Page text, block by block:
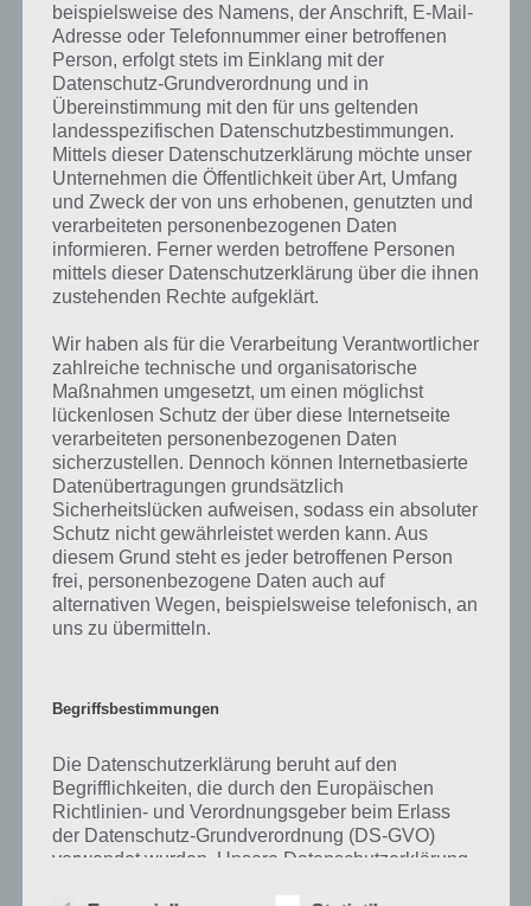
Kurze Begriffserklärung zur Lösung Lärm
Lärm ist die Lösung für das tägliche Bonus Rätsel am 3.9.2024 in 4
gibt es dazu zu wissen? Passt das Wort auch zu Auf der Baustelle? Zu
bestimmten Lösungen präsentieren wir daher auch immer eine
kurze Begriffserklärung!
Zu Lärm haben wir zunächst keine weiteren Informationen parat!
Auf WhatsApp teilen Teilen auf Facebook
Tweet auf Twitter
beispielsweise des Namens, der Anschrift, E-Mail-
Adresse oder Telefonnummer einer betroffenen
Person, erfolgt stets im Einklang mit der
Datenschutz-Grundverordnung und in
Übereinstimmung mit den für uns geltenden
landesspezifischen Datenschutzbestimmungen.
Mittels dieser Datenschutzerklärung möchte unser
Unternehmen die Öffentlichkeit über Art, Umfang
und Zweck der von uns erhobenen, genutzten und
verarbeiteten personenbezogenen Daten
informieren. Ferner werden betroffene Personen
mittels dieser Datenschutzerklärung über die ihnen
zustehenden Rechte aufgeklärt.
Wir haben als für die Verarbeitung Verantwortlicher
zahlreiche technische und organisatorische
Maßnahmen umgesetzt, um einen möglichst
lückenlosen Schutz der über diese Internetseite
verarbeiteten personenbezogenen Daten
sicherzustellen. Dennoch können Internetbasierte
Datenübertragungen grundsätzlich
Sicherheitslücken aufweisen, sodass ein absoluter
Schutz nicht gewährleistet werden kann. Aus
diesem Grund steht es jeder betroffenen Person
frei, personenbezogene Daten auch auf
alternativen Wegen, beispielsweise telefonisch, an
uns zu übermitteln.
Begriffsbestimmungen
Die Datenschutzerklärung beruht auf den
Begrifflichkeiten, die durch den Europäischen
Richtlinien- und Verordnungsgeber beim Erlass
der Datenschutz-Grundverordnung (DS-GVO)
verwendet wurden. Unsere Datenschutzerklärung